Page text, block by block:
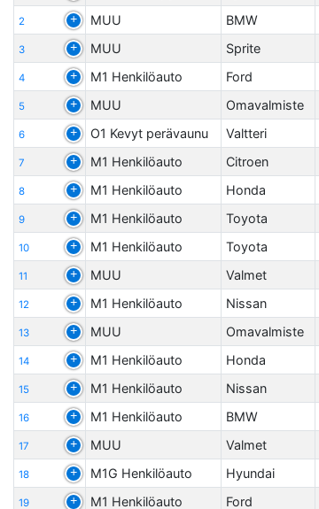
2 MUU BMW
3 MUU Sprite
4 M1 Henkilöauto Ford
5 MUU Omavalmiste
6 O1 Kevyt perävaunu Valtteri
7 M1 Henkilöauto Citroen
8 M1 Henkilöauto Honda
9 M1 Henkilöauto Toyota
10 M1 Henkilöauto Toyota
11 MUU Valmet
12 M1 Henkilöauto Nissan
13 MUU Omavalmiste
14 M1 Henkilöauto Honda
15 M1 Henkilöauto Nissan
16 M1 Henkilöauto BMW
17 MUU Valmet
18 M1G Henkilöauto Hyundai
19 M1 Henkilöauto Ford